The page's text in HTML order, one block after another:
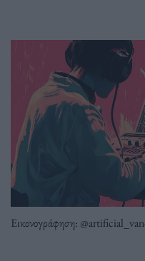
Εικονογράφηση: